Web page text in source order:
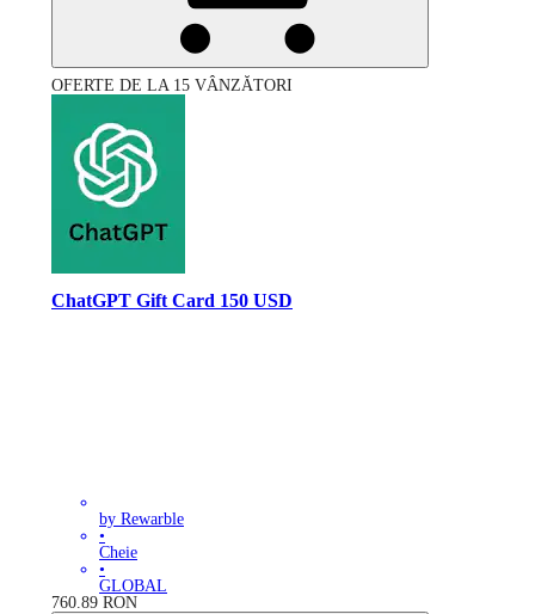
OFERTE DE LA 15 VÂNZĂTORI
ChatGPT Gift Card 150 USD
by Rewarble
•
Cheie
•
GLOBAL
760.89 RON